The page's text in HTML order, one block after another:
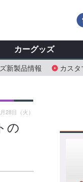
新製品情報 カスタ
カーグッズ
の
28日（火）